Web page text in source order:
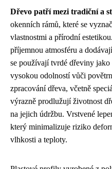
Dřevo patří mezi tradiční a
okenních rámů, které se
vlastnostmi a přírodní
příjemnou atmosféru a
se používají tvrdé dřeviny
vysokou odolností vůči
zpracování dřeva, včetně
výrazně prodlužují životnost
na jejich údržbu. Vrstvené
který minimalizuje riziko
vlhkosti a teploty.